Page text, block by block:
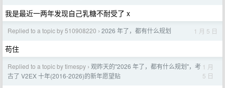
我是最近一两年发现自己乳糖不耐受了 x
Replied to a topic by 510908220 › 2026 年了，都有什么规划 1 月 5 日
苟住
Replied to a topic by timespy › 观昨天的"2026 年了，都有什么规划"，考
古了 V2EX 十年(2016-2026)的新年愿望贴
1 月
5 日